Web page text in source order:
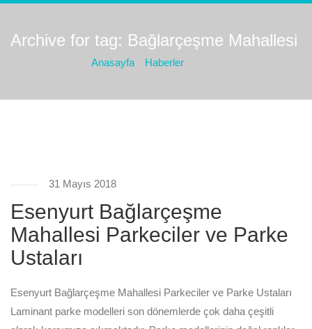
Archive for tag: Bağlarçeşme Mahallesi
Anasayfa Haberler
31 Mayıs 2018
Esenyurt Bağlarçeşme
Mahallesi Parkeciler ve Parke
Ustaları
Esenyurt Bağlarçeşme Mahallesi Parkeciler ve Parke Ustaları
Laminant parke modelleri son dönemlerde çok daha çeşitli